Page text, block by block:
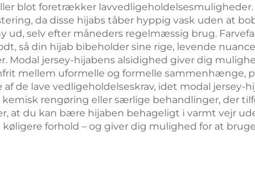
blot foretrækker lavvedligeholdelsesmuligheder.
da disse hijabs tåber hyppig vask uden at
selv efter måneders regelmæssig brug.
så din hijab bibeholder sine rige, levende
jersey-hijabens alsidighed giver dig
mellem uformelle og formelle sammenhænge,
de lave vedligeholdelseskrav, idet modal jersey-
rengøring eller særlige behandlinger, der
at du kan bære hijaben behageligt i varmt vejr
forhold – og giver dig mulighed for at